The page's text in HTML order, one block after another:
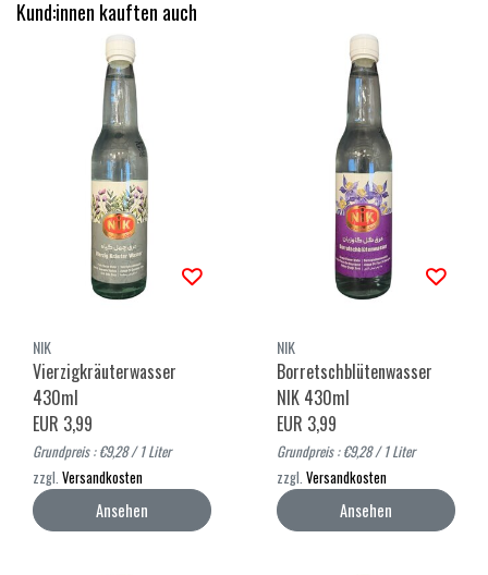
Kund:innen kauften auch
NIK
Vierzigkräuterwasser
430ml
EUR 3,99
Grundpreis : €9,28 / 1 Liter
zzgl. Versandkosten
Ansehen
NIK
Borretschblütenwasser
NIK 430ml
EUR 3,99
Grundpreis : €9,28 / 1 Liter
zzgl. Versandkosten
Ansehen